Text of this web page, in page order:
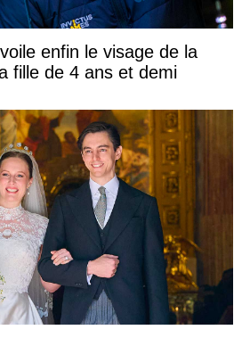
enfin le visage de la
fille de 4 ans et demi